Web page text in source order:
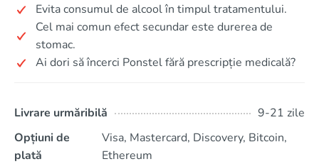
Evita consumul de alcool în timpul tratamentului.
Cel mai comun efect secundar este durerea de
stomac.
Ai dori să încerci Ponstel fără prescripție medicală?
Livrare urmăribilă
9-21 zile
Opțiuni de
plată
Visa, Mastercard, Discovery, Bitcoin,
Ethereum